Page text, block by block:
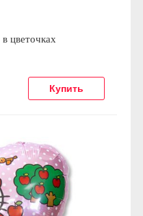
цветочках